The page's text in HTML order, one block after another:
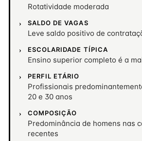
Rotatividade moderada
SALDO DE VAGAS
Leve saldo positivo de
ESCOLARIDADE TÍPICA
Ensino superior completo é a
PERFIL ETÁRIO
Profissionais
20 e 30 anos
COMPOSIÇÃO
Predominância de homens nas
recentes